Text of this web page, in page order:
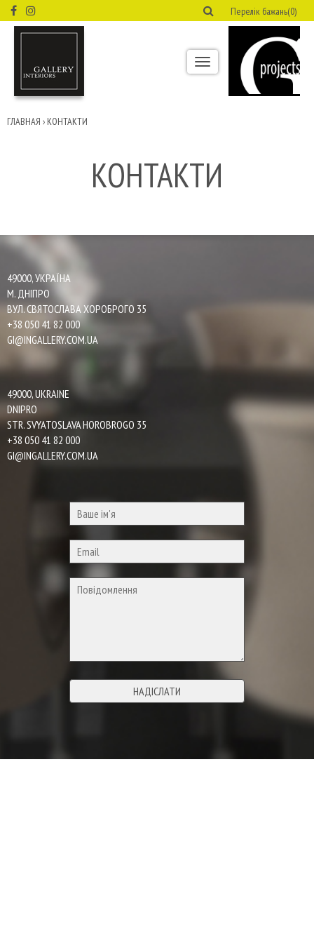
Перелік бажань(0)
Toggle
navigation
ГЛАВНАЯ › КОНТАКТИ
КОНТАКТИ
49000, УКРАЇНА
М. ДНІПРО
ВУЛ. СВЯТОСЛАВА ХОРОБРОГО 35
+38 050 41 82 000
GI@INGALLERY.COM.UA
49000, UKRAINE
DNIPRO
STR. SVYATOSLAVA HOROBROGO 35
+38 050 41 82 000
GI@INGALLERY.COM.UA